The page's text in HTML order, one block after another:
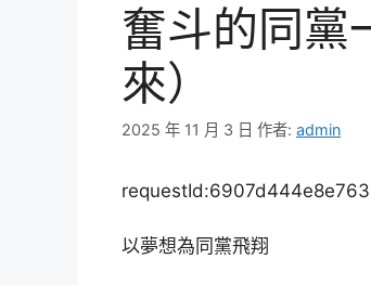
奮斗的同黨
來）
2025 年 11 月 3 日 作者: admin
以夢想為同黨飛翔